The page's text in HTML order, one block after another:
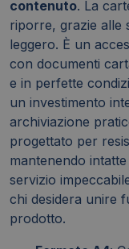
contenuto. La
riporre, grazie alle
leggero. È un
con documenti
e in perfette
un investimento
archiviazione
progettato per
mantenendo
servizio
chi desidera unire
prodotto.